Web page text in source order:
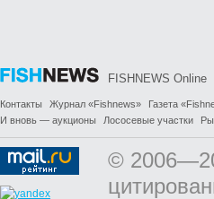
FISHNEWS Online
Контакты Журнал «Fishnews» Газета
И вновь — аукционы
Лососевые участки
©